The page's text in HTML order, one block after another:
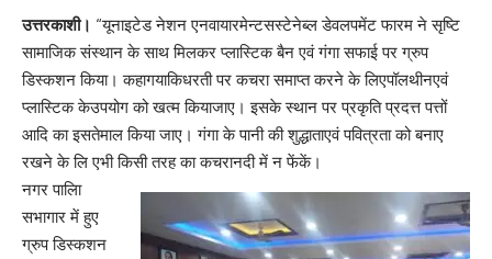
उत्तरकाशी। “यूनाइटेड नेशन एनवायारमेन्टसस्टेनेब्ल डेवलपमेंट फारम ने सृष्टि
सामाजिक संस्थान के साथ मिलकर प्लास्टिक बैन एवं गंगा सफाई पर ग्रुप
डिस्कशन किया। कहागयाकिधरती पर कचरा समाप्त करने के लिएपॉलथीनएवं
प्लास्टिक केउपयोग को खत्म कियाजाए। इसके स्थान पर प्रकृति प्रदत्त पत्तों
आदि का इसतेमाल किया जाए। गंगा के पानी की शुद्धाताएवं पवित्रता को बनाए
रखने के लि एभी किसी तरह का कचरानदी में न फेंकें।
नगर पालिा
सभागार में हुए
ग्रुप डिस्कशन